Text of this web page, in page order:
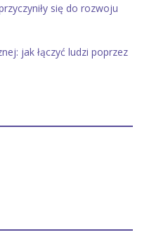
się do rozwoju
jak łączyć ludzi poprzez